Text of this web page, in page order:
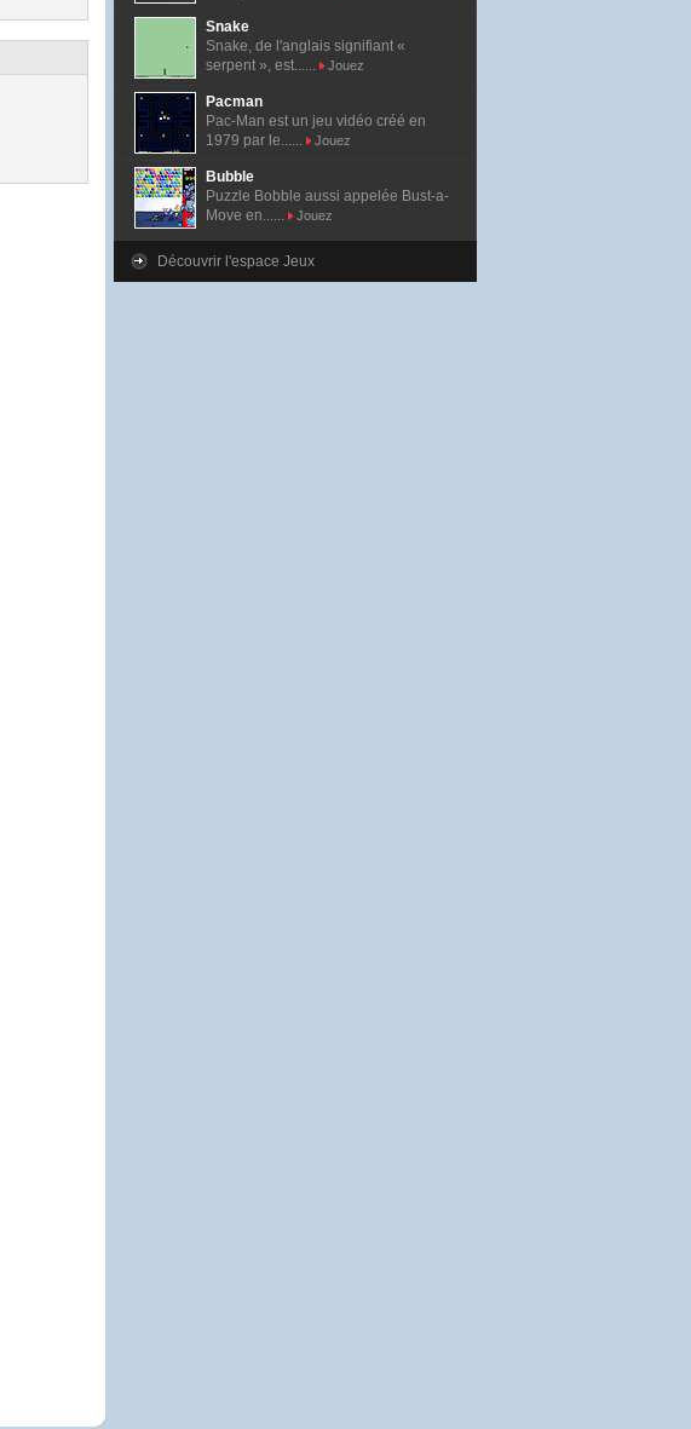
Snake
Snake, de l'anglais signifiant «
serpent », est......
Jouez
Pacman
Pac-Man est un jeu vidéo créé en
1979 par le......
Jouez
Bubble
Puzzle Bobble aussi appelée Bust-a-
Move en......
Jouez
Découvrir l'espace Jeux